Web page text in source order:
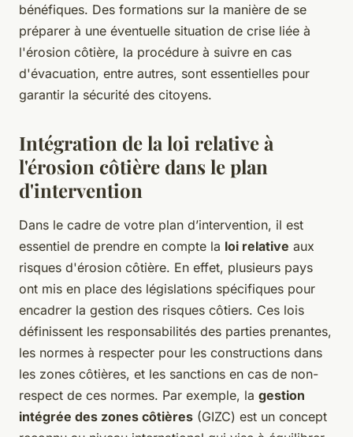
bénéfiques. Des formations sur la manière de se
préparer à une éventuelle situation de crise liée à
l'érosion côtière, la procédure à suivre en cas
d'évacuation, entre autres, sont essentielles pour
garantir la sécurité des citoyens.
Intégration de la loi relative à
l'érosion côtière dans le plan
d'intervention
Dans le cadre de votre plan d’intervention, il est
essentiel de prendre en compte la loi relative aux
risques d'érosion côtière. En effet, plusieurs pays
ont mis en place des législations spécifiques pour
encadrer la gestion des risques côtiers. Ces lois
définissent les responsabilités des parties prenantes,
les normes à respecter pour les constructions dans
les zones côtières, et les sanctions en cas de non-
respect de ces normes. Par exemple, la gestion
intégrée des zones côtières (GIZC) est un concept